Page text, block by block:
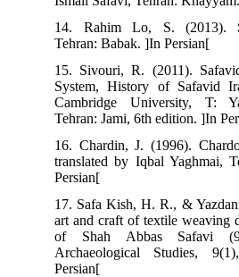
14. Rahim Lo, S.
Tehran: Babak. ]In
15. Sivouri, R.
System, History of
Cambridge
Tehran: Jami, 6th
16. Chardin, J.
translated by Iqbal
17. Safa Kish, H. R.,
art and craft of textile
of Shah Abbas
Archaeological